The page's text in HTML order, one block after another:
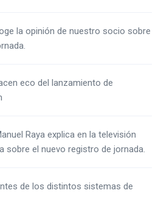
la opinión de nuestro socio sobre
eco del lanzamiento de
Raya explica en la televisión
sobre el nuevo registro de jornada.
de los distintos sistemas de